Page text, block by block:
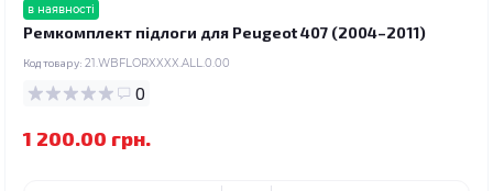
в наявності
Ремкомплект підлоги для Peugeot 407 (2004–2011)
Код товару: 21.WBFLORXXXX.ALL.0.00
0
1 200.00 грн.